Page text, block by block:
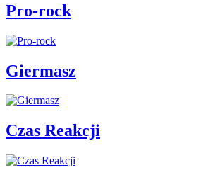
Pro-rock
Giermasz
Czas Reakcji